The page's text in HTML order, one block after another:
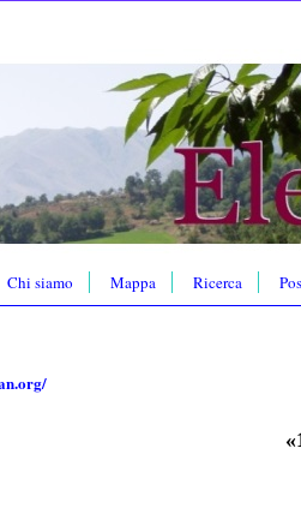
Chi siamo Mappa Ricerca
«